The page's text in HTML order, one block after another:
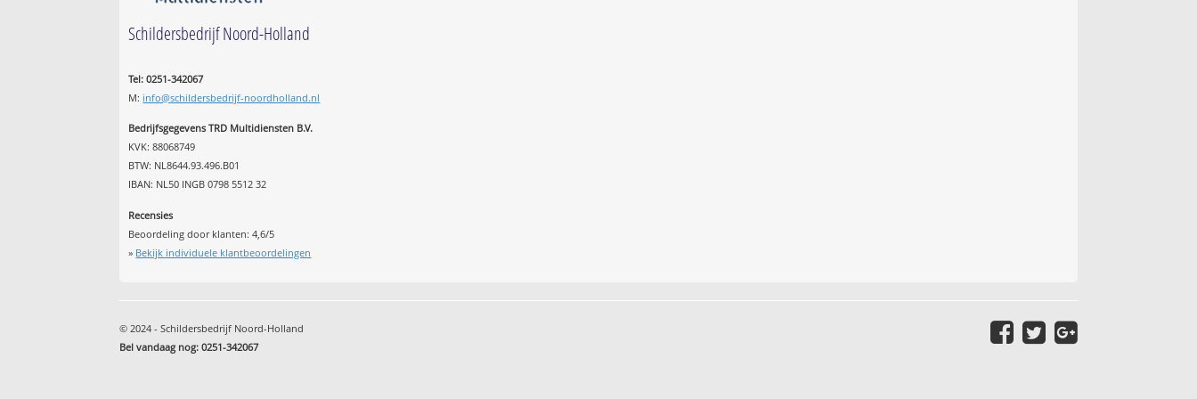
Schildersbedrijf Noord-Holland
Tel: 0251-342067
M: info@schildersbedrijf-noordholland.nl
Bedrijfsgegevens TRD Multidiensten B.V.
KVK: 88068749
BTW: NL8644.93.496.B01
IBAN: NL50 INGB 0798 5512 32
Recensies
Beoordeling door klanten:4,6/5
» Bekijk individuele klantbeoordelingen
© 2024 - Schildersbedrijf Noord-Holland
Bel vandaag nog: 0251-342067